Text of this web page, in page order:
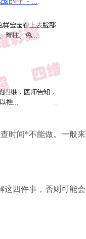
时间*不能做。一般
四件事，否则可能